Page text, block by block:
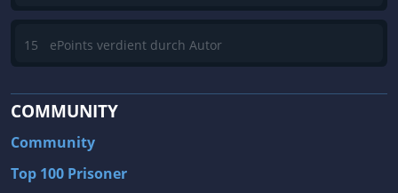
15 ePoints verdient durch Autor
COMMUNITY
Community
Top 100 Prisoner